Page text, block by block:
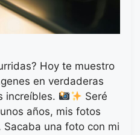
Hoy te muestro
en verdaderas
increíbles.
Seré
años, mis fotos
una foto con mi